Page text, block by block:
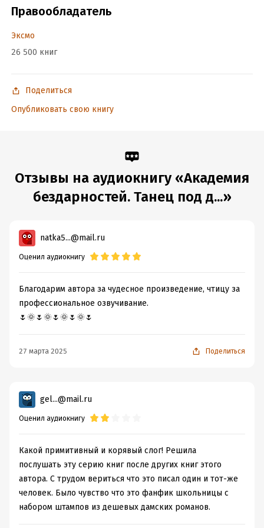
Правообладатель
Эксмо
26 500 книг
Поделиться
Опубликовать свою книгу
Отзывы на аудиокнигу «Академия
бездарностей. Танец под д...»
natka5...@mail.ru
Оценил аудиокнигу
Благодарим автора за чудесное произведение, чтицу за
профессиональное озвучивание.
🌷🌞🌷🌞🌷🌞🌷🌞🌷
27 марта 2025 Поделиться
gel...@mail.ru
Оценил аудиокнигу
Какой примитивный и корявый слог! Решила
послушать эту серию книг после других книг этого
автора. С трудом вериться что это писал один и тот-же
человек. Было чувство что это фанфик школьницы с
набором штампов из дешевых дамских романов.